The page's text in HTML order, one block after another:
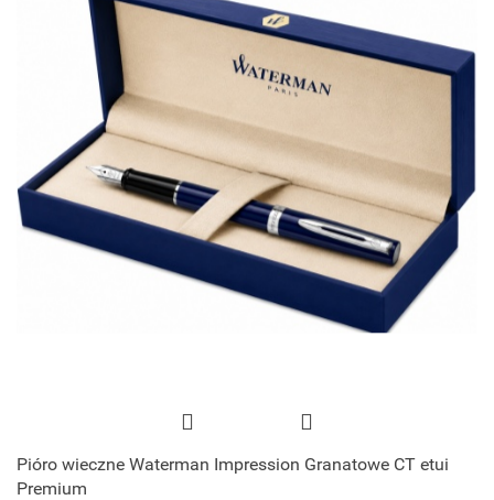
Pióro wieczne Waterman Impression Granatowe CT etui
Premium